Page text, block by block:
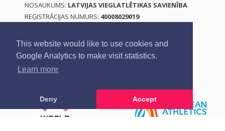
This website would like to use cookies and
Google Analytics to make visit statistics.
Learn more
Deny Accept
NOSAUKUMS: LATVIJAS VIEGLATLĒTIKAS SAVIENĪBA
REĢISTRĀCIJAS NUMURS: 40008029019
TELEFONS:
+371 29511674
ADRESE:
AUGŠIELA 1, RĪGA, LV-1009